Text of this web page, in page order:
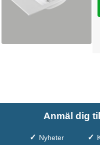
Anmäl dig
Nyheter